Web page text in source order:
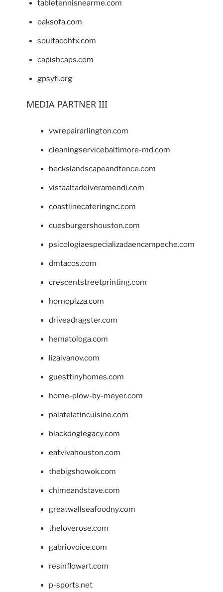
tabletennisnearme.com
oaksofa.com
soultacohtx.com
capishcaps.com
gpsyfl.org
MEDIA PARTNER III
vwrepairarlington.com
cleaningservicebaltimore-md.com
beckslandscapeandfence.com
vistaaltadelveramendi.com
coastlinecateringnc.com
cuesburgershouston.com
psicologiaespecializadaencampeche.com
dmtacos.com
crescentstreetprinting.com
hornopizza.com
driveadragster.com
hematologa.com
lizaivanov.com
guesttinyhomes.com
home-plow-by-meyer.com
palatelatincuisine.com
blackdoglegacy.com
eatvivahouston.com
thebigshowok.com
chimeandstave.com
greatwallseafoodny.com
theloverose.com
gabriovoice.com
resinflowart.com
p-sports.net